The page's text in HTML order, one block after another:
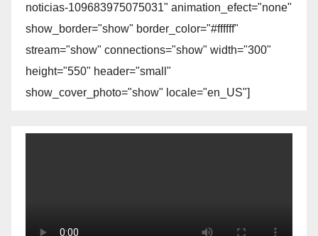
noticias-109683975075031" animation_efect="none"
show_border="show" border_color="#ffffff"
stream="show" connections="show" width="300"
height="550" header="small"
show_cover_photo="show" locale="en_US"]